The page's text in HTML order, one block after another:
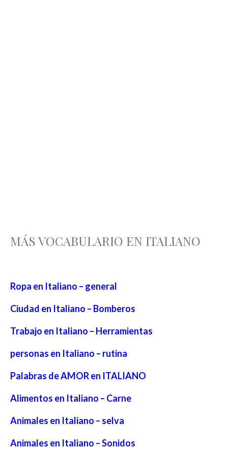
MÁS VOCABULARIO EN ITALIANO
Ropa en Italiano – general
Ciudad en Italiano – Bomberos
Trabajo en Italiano – Herramientas
personas en Italiano – rutina
Palabras de AMOR en ITALIANO
Alimentos en Italiano – Carne
Animales en Italiano – selva
Animales en Italiano – Sonidos